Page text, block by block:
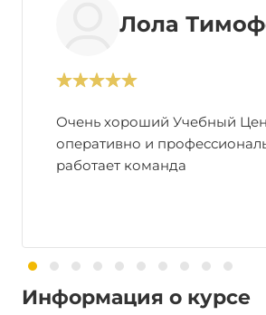
Лола
Очень хороший Учебный
оперативно и
работает команда
Информация о курсе